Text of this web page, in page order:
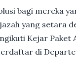
bagi mereka
yang setara
Kejar
di